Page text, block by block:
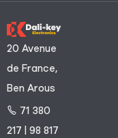
20 Avenue
de France,
Ben Arous
71 380
217 | 98 817